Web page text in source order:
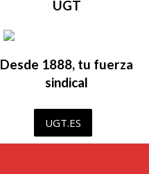
UGT
Desde 1888, tu fuerza
sindical
UGT.ES